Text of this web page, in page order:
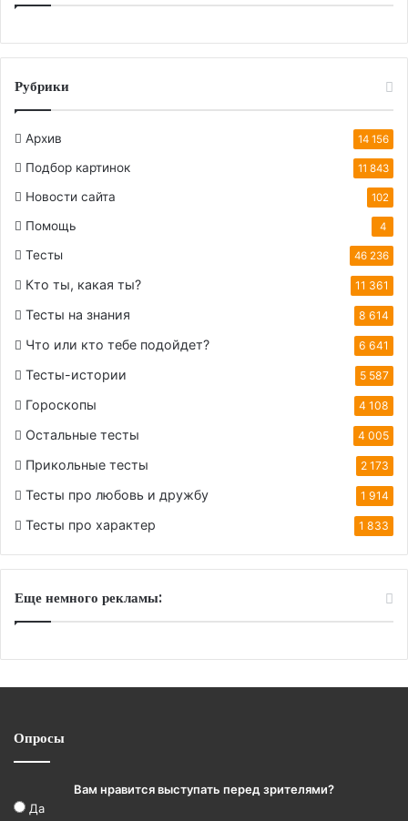
Рубрики
Архив 14 156
Подбор картинок 11 843
Новости сайта 102
Помощь 4
Тесты 46 236
Кто ты, какая ты? 11 361
Тесты на знания 8 614
Что или кто тебе подойдет? 6 641
Тесты-истории 5 587
Гороскопы 4 108
Остальные тесты 4 005
Прикольные тесты 2 173
Тесты про любовь и дружбу 1 914
Тесты про характер 1 833
Еще немного рекламы:
Опросы
Вам нравится выступать перед зрителями?
Да